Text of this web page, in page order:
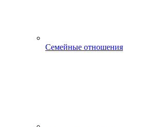
Семейные отношения